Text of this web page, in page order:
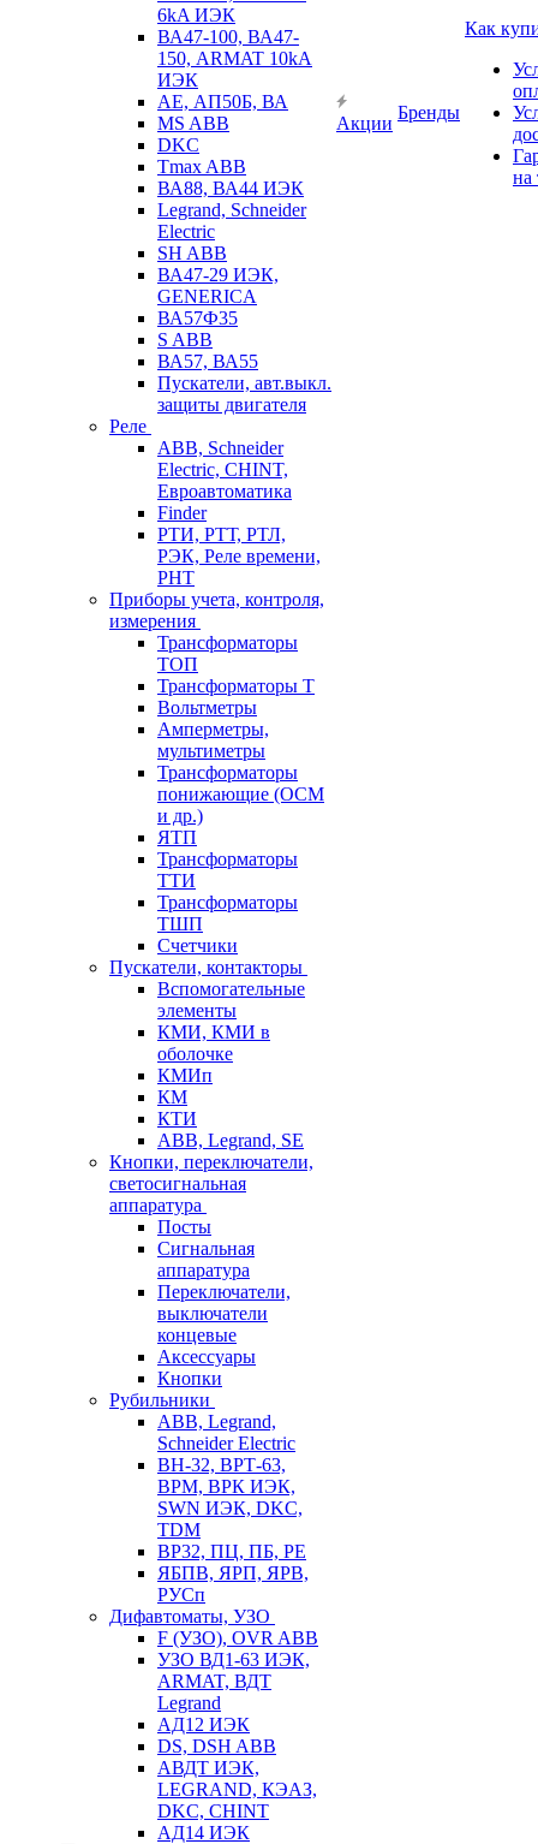
6kA ИЭК
ВА47-100, ВА47-
150, ARMAT 10kA
ИЭК
АЕ, АП50Б, ВА
MS ABB
DKC
Tmax ABB
ВА88, ВА44 ИЭК
Legrand, Schneider
Electric
SH ABB
ВА47-29 ИЭК,
GENERICA
ВА57Ф35
S ABB
ВА57, ВА55
Пускатели, авт.выкл.
защиты двигателя
Реле
ABB, Schneider
Electric, CHINT,
Евроавтоматика
Finder
РТИ, РТТ, РТЛ,
РЭК, Реле времени,
РНТ
Приборы учета, контроля,
измерения
Трансформаторы
ТОП
Трансформаторы Т
Вольтметры
Амперметры,
мультиметры
Трансформаторы
понижающие (ОСМ
и др.)
ЯТП
Трансформаторы
ТТИ
Трансформаторы
ТШП
Счетчики
Пускатели, контакторы
Вспомогательные
элементы
КМИ, КМИ в
оболочке
КМИп
КМ
КТИ
ABB, Legrand, SE
Кнопки, переключатели,
светосигнальная
аппаратура
Посты
Cигнальная
аппаратура
Переключатели,
выключатели
концевые
Аксессуары
Кнопки
Рубильники
ABB, Legrand,
Schneider Electric
ВН-32, ВРТ-63,
ВРМ, ВРК ИЭК,
SWN ИЭК, DKC,
TDM
ВР32, ПЦ, ПБ, РЕ
ЯБПВ, ЯРП, ЯРВ,
РУСп
Дифавтоматы, УЗО
F (УЗО), OVR ABB
УЗО ВД1-63 ИЭК,
ARMAT, ВДТ
Legrand
АД12 ИЭК
DS, DSH ABB
АВДТ ИЭК,
LEGRAND, КЭАЗ,
DKC, CHINT
АД14 ИЭК
Акции
Бренды
Как
на